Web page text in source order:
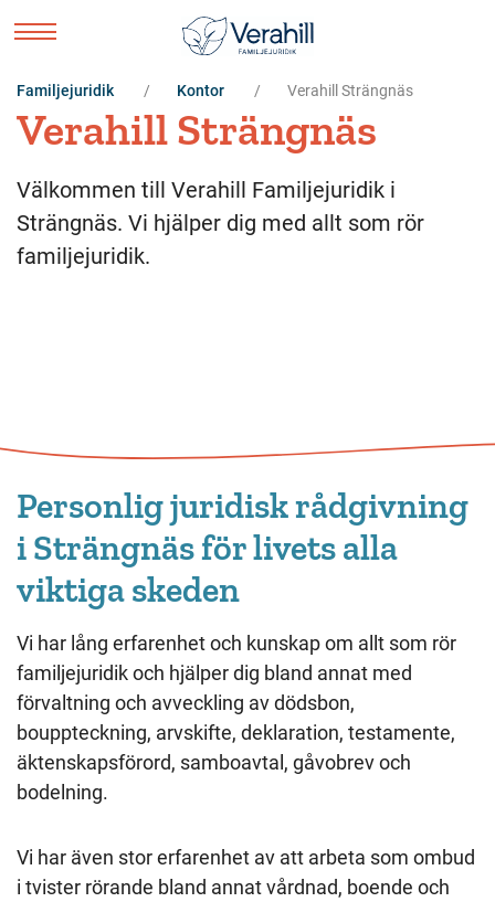
Familjejuridik Kontor Verahill Strängnäs
Verahill Strängnäs
Välkommen till Verahill Familjejuridik i
Strängnäs. Vi hjälper dig med allt som rör
familjejuridik.
Personlig juridisk rådgivning
i Strängnäs för livets alla
viktiga skeden
Vi har lång erfarenhet och kunskap om allt som rör
familjejuridik och hjälper dig bland annat med
förvaltning och avveckling av dödsbon,
bouppteckning, arvskifte, deklaration, testamente,
äktenskapsförord, samboavtal, gåvobrev och
bodelning.
Vi har även stor erfarenhet av att arbeta som ombud
i tvister rörande bland annat vårdnad, boende och